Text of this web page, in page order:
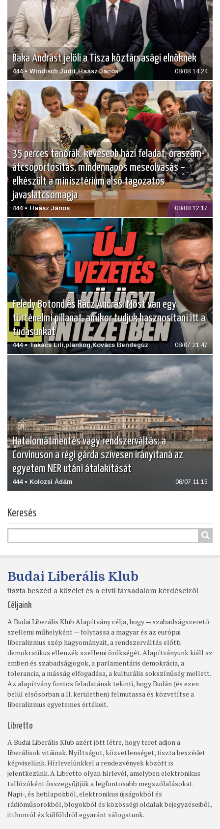
Baka Andrást jelöli a Tisza köztársasági elnöknek
444 • Windisch Judit,Haász János 08/08 14:24
35 perces tanórák, kevesebb házi feladat, óraszám-
átcsoportosítás, mindennapos meseolvasás –
elkészült a minisztérium alsó tagozatos
javaslatcsomagja
444 • Haász János 08/08 12:17
Feledy Botond és Rácz András: Most van egy
történelmi pillanat, amikor tudjuk hasznosítani itt a
tudásunkat
444 • Takács Lili,plankog,Kovács Bendegúz 08/07 21:47
Hatalomátmentés vagy rendszerváltás: a
Corvinuson a régi gárda szívesen irányítaná az
egyetem NER utáni átalakítását
444 • Kolozsi Ádám 08/07 11:15
Keresés
Budai Liberális Klub
tiszta beszéd a közélet és a civil társadalom kérdéseiről
Céljaink
A Budai Liberális Klub Alapítvány célja, hogy — szabadságszerető
szellemi műhelyként — folytassa a magyar és az európai
liberalizmus szép hagyományait, a rendszerváltás előtti
demokratikus ellenzék szellemi örökségét. Alapítványunk kiáll az
emberi és szabadságjogok, a parlamentáris demokrácia, a
tolerancia, a másság elfogadása, a kulturális sokszínűség mellett.
Az alapítvány fontos feladatának tekinti, hogy Budán (és ezen
belül elsősorban a II. kerületben) felmutassa és közvetítse a
liberalizmus egyetemes értékeit.
Libretto
A Budai Liberális Klub azért jött létre, hogy teret adjon a
liberálisok vitáinak. Nyíltságot, közvetlenséget, tiszta beszédet
képviselünk. Hírlevelünkkel a rendezvények között is
jelentkezünk. A Libretto olyan hírlevél, amelyben elektronikus
tallózóként összegyűjtjük a legfontosabb megszólalásokat.
Napi-, és hetilapokból, elektronikus újságokból és
rádióműsorokból, blogokból és közösségi oldalak bejegyzéseiből,
itthonról és külföldről egyaránt válogatunk.